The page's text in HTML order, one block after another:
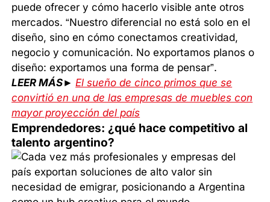
puede ofrecer y cómo hacerlo visible ante otros
mercados. “Nuestro diferencial no está solo en el
diseño, sino en cómo conectamos creatividad,
negocio y comunicación. No exportamos planos o
diseño: exportamos una forma de pensar”.
LEER MÁS► El sueño de cinco primos que se
convirtió en una de las empresas de muebles con
mayor proyección del país
Emprendedores: ¿qué hace competitivo al
talento argentino?